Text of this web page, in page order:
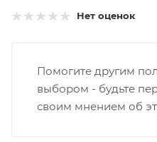
Нет оценок
Помогите другим
выбором - будьте
своим мнением об